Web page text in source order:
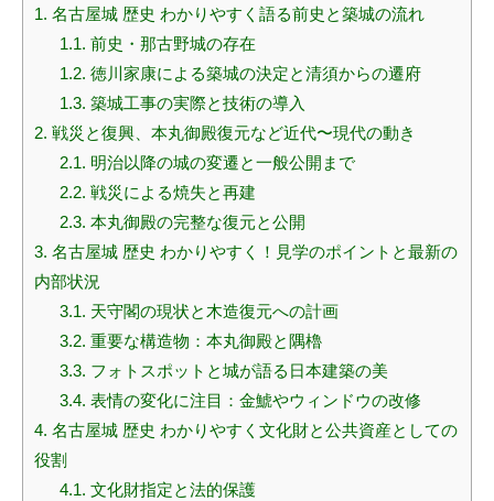
1. 名古屋城 歴史 わかりやすく語る前史と築城の流れ
1.1. 前史・那古野城の存在
1.2. 徳川家康による築城の決定と清須からの遷府
1.3. 築城工事の実際と技術の導入
2. 戦災と復興、本丸御殿復元など近代〜現代の動き
2.1. 明治以降の城の変遷と一般公開まで
2.2. 戦災による焼失と再建
2.3. 本丸御殿の完整な復元と公開
3. 名古屋城 歴史 わかりやすく！見学のポイントと最新の
内部状況
3.1. 天守閣の現状と木造復元への計画
3.2. 重要な構造物：本丸御殿と隅櫓
3.3. フォトスポットと城が語る日本建築の美
3.4. 表情の変化に注目：金鯱やウィンドウの改修
4. 名古屋城 歴史 わかりやすく文化財と公共資産としての
役割
4.1. 文化財指定と法的保護